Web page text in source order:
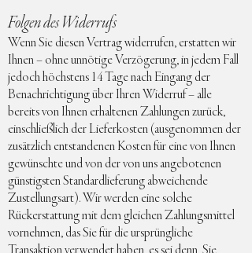
Folgen des Widerrufs
Wenn Sie diesen Vertrag widerrufen, erstatten wir
Ihnen – ohne unnötige Verzögerung, in jedem Fall
jedoch höchstens 14 Tage nach Eingang der
Benachrichtigung über Ihren Widerruf – alle
bereits von Ihnen erhaltenen Zahlungen zurück,
einschließlich der Lieferkosten (ausgenommen der
zusätzlich entstandenen Kosten für eine von Ihnen
gewünschte und von der von uns angebotenen
günstigsten Standardlieferung abweichende
Zustellungsart). Wir werden eine solche
Rückerstattung mit dem gleichen Zahlungsmittel
vornehmen, das Sie für die ursprüngliche